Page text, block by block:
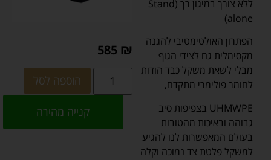
ללא צורך במיגון רך (Stand
alone)
הפתרון האולטימטיבי להגנה
מקסימלית גם לצידי הגוף
מבלי לשאת משקל כבד הודות
לחומר פולימרי מתקדם,
UHMWPE בצפיפות סיב
גבוהה ובאיכות מהטובות
בעולם המאפשרות לנו להגיע
למשקל פלטת צד נמוכה וקלה
585 ₪
הוספה לסל
קנייה מהירה